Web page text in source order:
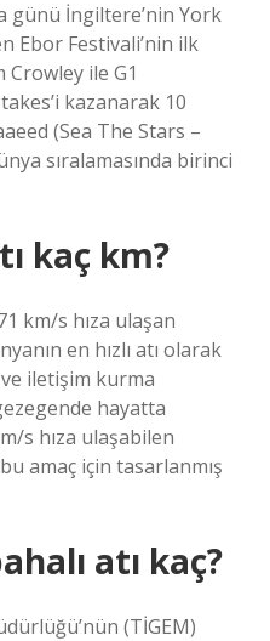
günü İngiltere’nin York
Ebor Festivali’nin ilk
Crowley ile G1
kazanarak 10
(Sea The Stars –
sıralamasında birinci
kaç km?
km/s hıza ulaşan
en hızlı atı olarak
iletişim kurma
hayatta
s hıza ulaşabilen
amaç için tasarlanmış
atı kaç?
(TİGEM)